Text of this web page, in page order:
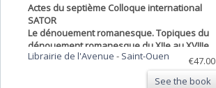
Actes du septième Colloque international
SATOR
Le dénouement romanesque. Topiques du
dénouement romanesque du XIIe au XVIIIe
siècle
Librairie de l'Avenue - Saint-Ouen
€47.00
See the book